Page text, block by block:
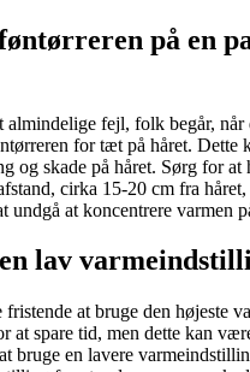
på en
almindelige fejl, folk begår, når
for tæt på håret. Dette
og skade på håret. Sørg for at
cirka 15-20 cm fra
undgå at koncentrere varmen
lav
at bruge den højeste
at spare tid, men dette kan
bruge en lavere